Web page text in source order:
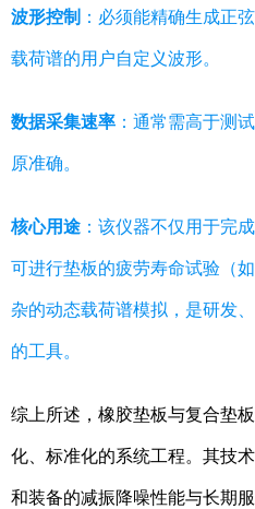
波形控制 ：必须能精确生成正
载荷谱的用户自定义波形。
数据采集速率 ：通常需高于测
原准确。
核心用途 ：该仪器不仅用于完
可进行垫板的疲劳寿命试验（
杂的动态载荷谱模拟，是研发
的工具。
综上所述，橡胶垫板与复合垫
化、标准化的系统工程。其技
和装备的减振降噪性能与长期